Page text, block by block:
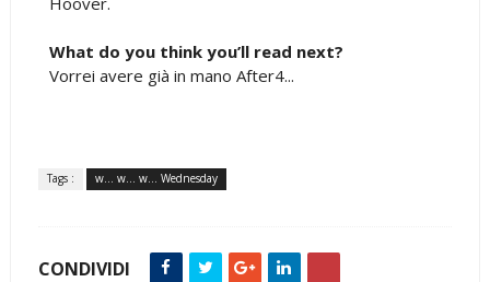
What do you think you’ll read next?
Vorrei avere già in mano After4...
Tags : w... w... w... Wednesday
CONDIVIDI